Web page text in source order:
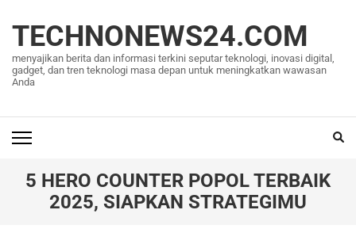
konten
(Tekan
Enter)
TECHNONEWS24.COM
menyajikan berita dan informasi terkini seputar teknologi, inovasi digital,
gadget, dan tren teknologi masa depan untuk meningkatkan wawasan
Anda
5 HERO COUNTER POPOL TERBAIK
2025, SIAPKAN STRATEGIMU